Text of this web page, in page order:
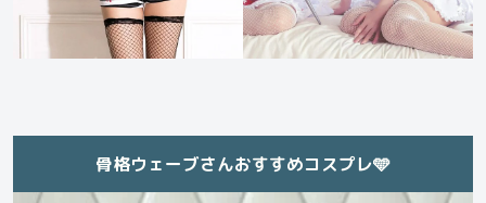
骨格ウェーブさんおすすめコスプレ🩵